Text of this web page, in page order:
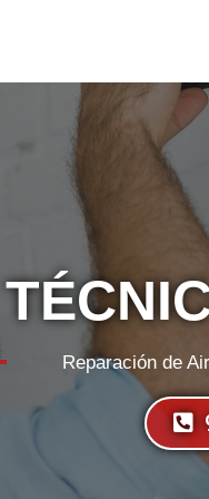
Reparación de